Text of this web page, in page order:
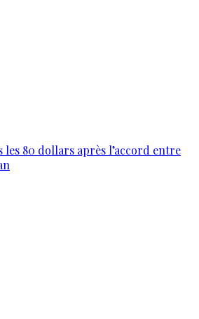
les 80 dollars après l’accord entre